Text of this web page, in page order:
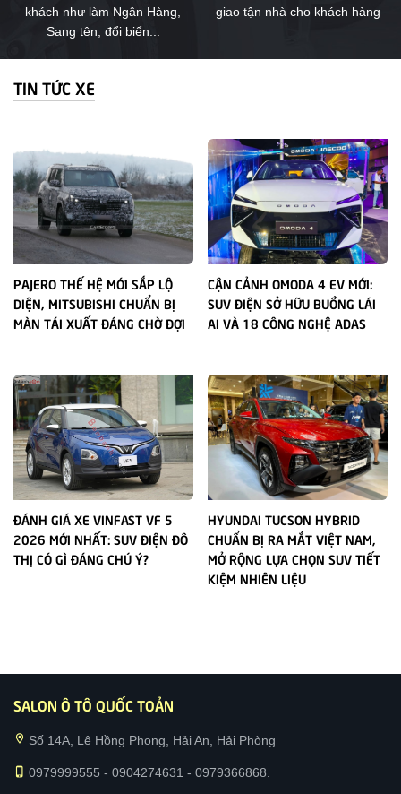
khách như làm Ngân Hàng,
Sang tên, đổi biển...
giao tận nhà cho khách hàng
TIN TỨC XE
PAJERO THẾ HỆ MỚI SẮP LỘ
DIỆN, MITSUBISHI CHUẨN BỊ
MÀN TÁI XUẤT ĐÁNG CHỜ ĐỢI
CẬN CẢNH OMODA 4 EV MỚI:
SUV ĐIỆN SỞ HỮU BUỒNG LÁI
AI VÀ 18 CÔNG NGHỆ ADAS
ĐÁNH GIÁ XE VINFAST VF 5
2026 MỚI NHẤT: SUV ĐIỆN ĐÔ
THỊ CÓ GÌ ĐÁNG CHÚ Ý?
HYUNDAI TUCSON HYBRID
CHUẨN BỊ RA MẮT VIỆT NAM,
MỞ RỘNG LỰA CHỌN SUV TIẾT
KIỆM NHIÊN LIỆU
SALON Ô TÔ QUỐC TOẢN
location_on Số 14A, Lê Hồng Phong, Hải An, Hải Phòng
phone_iphone 0979999555 - 0904274631 - 0979366868.